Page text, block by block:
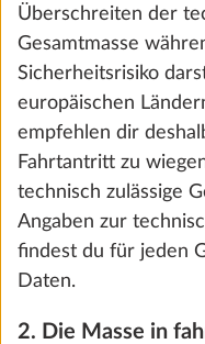
Fußmatte im
Überschreiten der
Gesamtmasse
Sicherheitsrisiko
europäischen
empfehlen dir
Fahrtantritt zu
technisch zulässige
Angaben zur
findest du für jeden
Daten.
2. Die Masse in